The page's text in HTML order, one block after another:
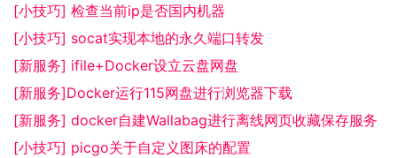
[小技巧] 检查当前ip是否国内机器
[小技巧] socat实现本地的永久端口转发
[新服务] ifile+Docker设立云盘网盘
[新服务]Docker运行115网盘进行浏览器下载
[新服务] docker自建Wallabag进行离线网页收藏保存服务
[小技巧] picgo关于自定义图床的配置